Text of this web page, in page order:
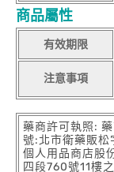
商品屬性
有效期限
注意事項
藥商許可執照:
號:北市衛藥販松
個人用品商店股
四段760號11樓